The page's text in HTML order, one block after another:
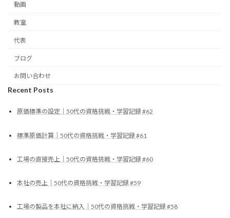
動画
教室
代表
ブログ
お問い合わせ
Recent Posts
原価標準の設定｜50代の資格挑戦・学習記録 #62
標準原価計算｜50代の資格挑戦・学習記録 #61
工場の直接売上｜50代の資格挑戦・学習記録 #60
本社の売上｜50代の資格挑戦・学習記録 #59
工場の製品を本社に納入｜50代の資格挑戦・学習記録 #58